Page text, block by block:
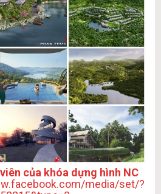
của khóa dựng hình NC
media/set/?